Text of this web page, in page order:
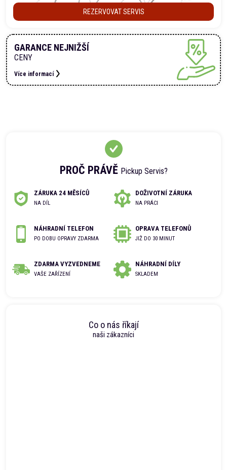
PROČ PRÁVĚ Pickup Servis?
ZÁRUKA 24 MĚSÍCŮ
NA DÍL
DOŽIVOTNÍ ZÁRUKA
NA PRÁCI
NÁHRADNÍ TELEFON
PO DOBU OPRAVY ZDARMA
OPRAVA TELEFONŮ
JIŽ DO 30 MINUT
ZDARMA VYZVEDNEME
VAŠE ZAŘÍZENÍ
NÁHRADNÍ DÍLY
SKLADEM
Co o nás říkají
naši zákazníci
REZERVOVAT SERVIS
GARANCE NEJNIŽŠÍ
CENY
Více informací